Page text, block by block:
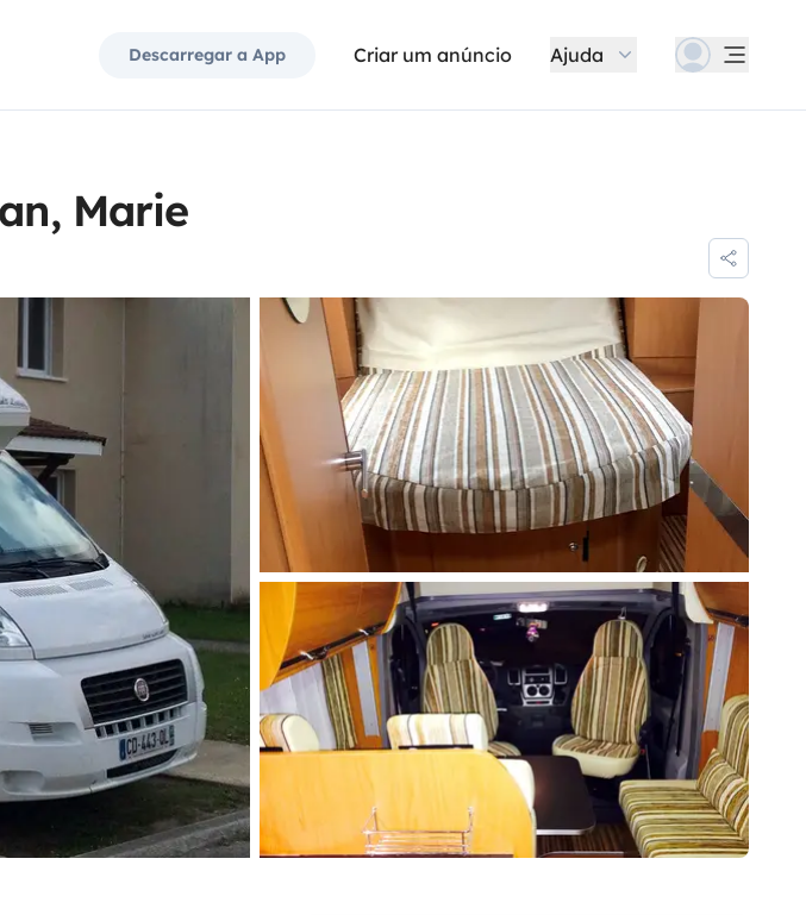
Descarregar a App Criar um anúncio Ajuda
Marie